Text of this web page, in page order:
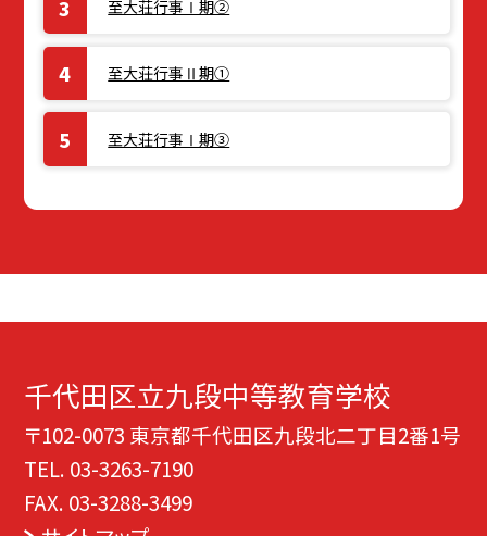
至大荘行事Ⅰ期②
至大荘行事Ⅱ期①
至大荘行事Ⅰ期③
千代田区立九段中等教育学校
〒102-0073 東京都千代田区九段北二丁目2番1号
TEL. 03-3263-7190
FAX. 03-3288-3499